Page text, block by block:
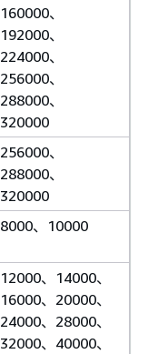
160000、
192000、
224000、
256000、
288000、
320000
256000、
288000、
320000
8000、10000
12000、14000、
16000、20000、
24000、28000、
32000、40000、